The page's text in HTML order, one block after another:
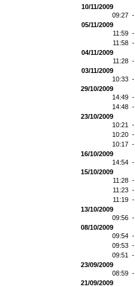
10/11/2009
09:27 -
05/11/2009
11:59 -
11:58 -
04/11/2009
11:28 -
03/11/2009
10:33 -
29/10/2009
14:49 -
14:48 -
23/10/2009
10:21 -
10:20 -
10:17 -
16/10/2009
14:54 -
15/10/2009
11:28 -
11:23 -
11:19 -
13/10/2009
09:56 -
08/10/2009
09:54 -
09:53 -
09:51 -
23/09/2009
08:59 -
21/09/2009